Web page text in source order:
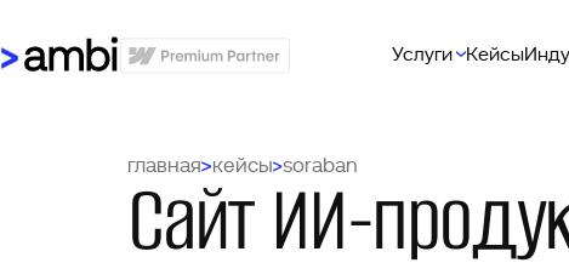
Услуги Кейсы
главная кейсы soraban
Сайт ИИ-